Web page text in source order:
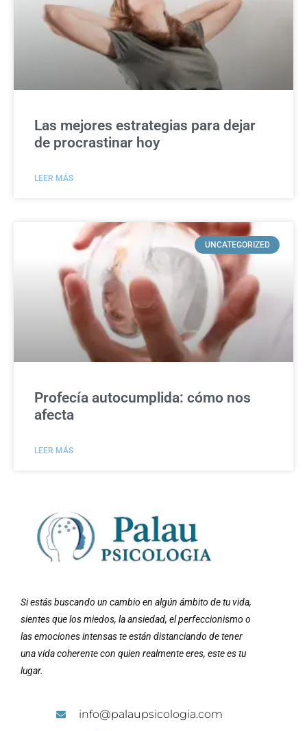
Las mejores estrategias para dejar
de procrastinar hoy
LEER MÁS
UNCATEGORIZED
Profecía autocumplida: cómo nos
afecta
LEER MÁS
Si estás buscando un cambio en algún ámbito de tu vida,
sientes que los miedos, la ansiedad, el perfeccionismo o
las emociones intensas te están distanciando de tener
una vida coherente con quien realmente eres, este es tu
lugar.
info@palaupsicologia.com